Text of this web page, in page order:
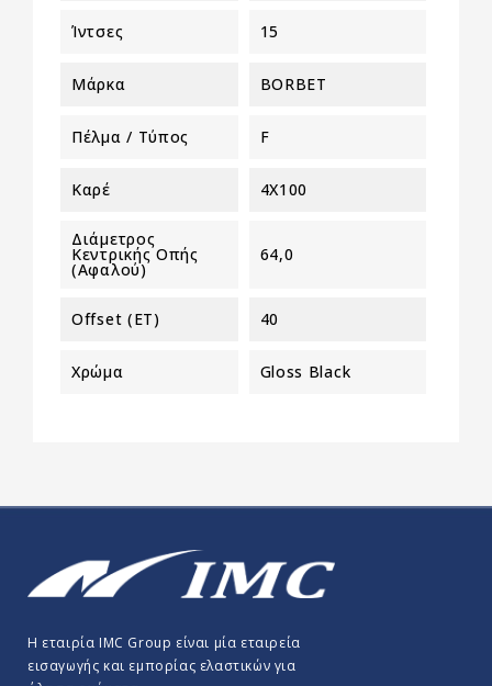
Ίντσες 15
Μάρκα BORBET
Πέλμα / Τύπος F
Καρέ 4X100
Διάμετρος
Κεντρικής Οπής
(αφαλού)
64,0
Offset (ET) 40
Χρώμα Gloss Black
Η εταιρία IMC Group είναι μία εταιρεία
εισαγωγής και εμπορίας ελαστικών για